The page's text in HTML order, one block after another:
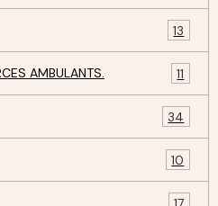
13
AMBULANTS. 11
34
10